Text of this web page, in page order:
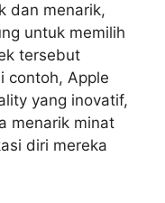
dan menarik,
untuk memilih
tersebut
contoh, Apple
yang inovatif,
menarik minat
diri mereka